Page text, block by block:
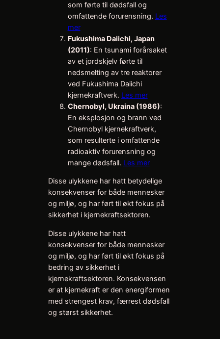
som førte til dødsfall og
omfattende forurensning. Les
mer
Fukushima Daiichi, Japan
(2011): En tsunami forårsaket
av et jordskjelv førte til
nedsmelting av tre reaktorer
ved Fukushima Daiichi
kjernekraftverk. Les mer
Chernobyl, Ukraina (1986):
En eksplosjon og brann ved
Chernobyl kjernekraftverk,
som resulterte i omfattende
radioaktiv forurensning og
mange dødsfall. Les mer
Disse ulykkene har hatt betydelige
konsekvenser for både mennesker
og miljø, og har ført til økt fokus på
sikkerhet i kjernekraftsektoren.
Disse ulykkene har hatt
konsekvenser for både mennesker
og miljø, og har ført til økt fokus på
bedring av sikkerhet i
kjernekraftsektoren. Konsekvensen
er at kjernekraft er den energiformen
med strengest krav, færrest dødsfall
og størst sikkerhet.